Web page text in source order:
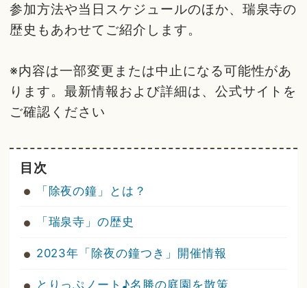
参加方法や当日スケジュールのほか、瑞泉寺の
歴史もあわせてご紹介します。
※内容は一部変更または中止になる可能性があ
ります。最新情報および詳細は、公式サイトを
ご確認ください
目次
「除夜の鐘」とは？
「瑞泉寺」の歴史
2023年「除夜の鐘つき」開催情報
とりっぷノート♪名勝の庭園を散策